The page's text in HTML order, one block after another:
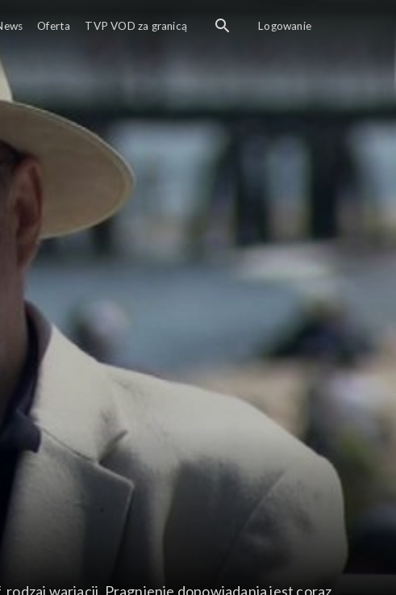
wariacji. Pragnienie dopowiadania jest coraz
Oferta TVP VOD za granicą Logowanie